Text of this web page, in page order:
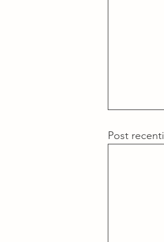
Post recenti